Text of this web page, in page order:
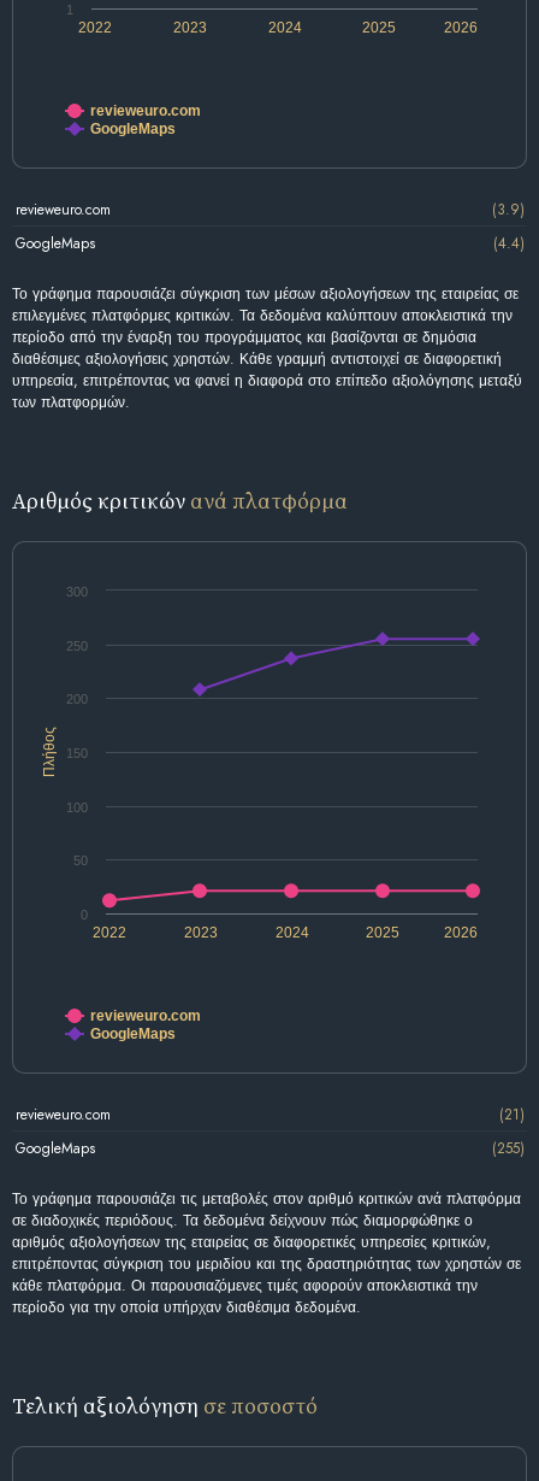
2022 2024 2026
2023 2025
1
revieweuro.com
GoogleMaps
revieweuro.com
(3.9)
GoogleMaps
(4.4)
Το γράφημα παρουσιάζει σύγκριση των μέσων αξιολογήσεων της εταιρείας σε
επιλεγμένες πλατφόρμες κριτικών. Τα δεδομένα καλύπτουν αποκλειστικά την
περίοδο από την έναρξη του προγράμματος και βασίζονται σε δημόσια
διαθέσιμες αξιολογήσεις χρηστών. Κάθε γραμμή αντιστοιχεί σε διαφορετική
υπηρεσία, επιτρέποντας να φανεί η διαφορά στο επίπεδο αξιολόγησης μεταξύ
των πλατφορμών.
Αριθμός κριτικών ανά πλατφόρμα
Πλήθος
2022 2024 2026
2023 2025
0
50
100
150
200
250
300
revieweuro.com
GoogleMaps
revieweuro.com
(21)
GoogleMaps
(255)
Το γράφημα παρουσιάζει τις μεταβολές στον αριθμό κριτικών ανά πλατφόρμα
σε διαδοχικές περιόδους. Τα δεδομένα δείχνουν πώς διαμορφώθηκε ο
αριθμός αξιολογήσεων της εταιρείας σε διαφορετικές υπηρεσίες κριτικών,
επιτρέποντας σύγκριση του μεριδίου και της δραστηριότητας των χρηστών σε
κάθε πλατφόρμα. Οι παρουσιαζόμενες τιμές αφορούν αποκλειστικά την
περίοδο για την οποία υπήρχαν διαθέσιμα δεδομένα.
Τελική αξιολόγηση σε ποσοστό